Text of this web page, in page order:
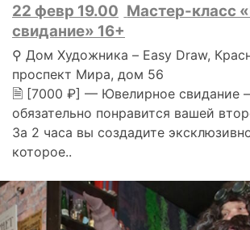
22 февр 19.00 Мастер-класс
свидание» 16+
⚲ Дом Художника – Easy Draw,
проспект Мира, дом 56
🗎 [7000 ₽] — Ювелирное свидание
обязательно понравится вашей
За 2 часа вы создадите
которое..